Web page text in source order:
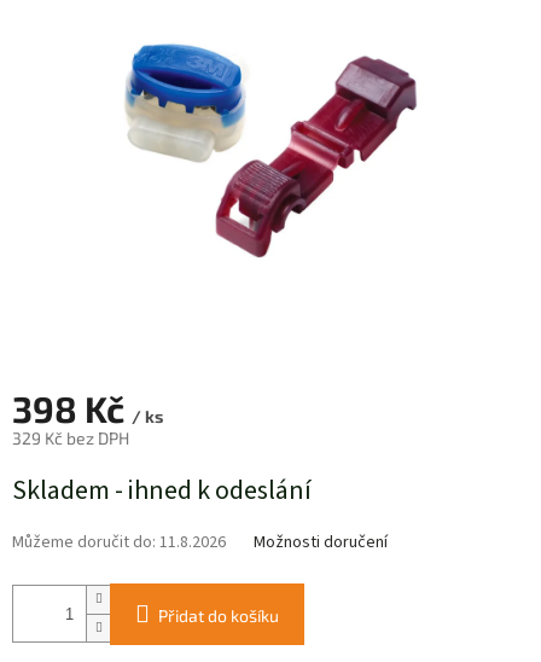
hvězdiček.
398 Kč / ks
329 Kč bez DPH
cena:
Skladem - ihned k odeslání
Můžeme doručit do: 11.8.2026 Možnosti doručení
Přidat do košíku